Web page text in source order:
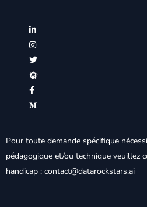
Pour toute demande spécifique
pédagogique et/ou technique veuillez
handicap : contact@datarockstars.ai